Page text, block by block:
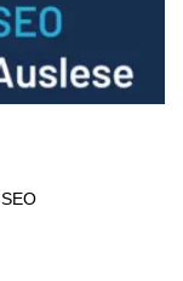
SEO